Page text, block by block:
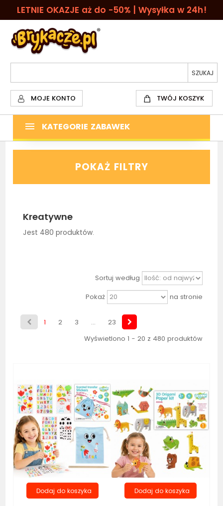
LETNIE OKAZJE aż do -50% | Wysyłka w 24h!
MOJE KONTO TWÓJ KOSZYK
KATEGORIE ZABAWEK
POKAŻ FILTRY
Kreatywne
Jest 480 produktów.
Sortuj według
Pokaż
na stronie
1 2 3 ...
23
Wyświetlono 1 - 20 z 480 produktów